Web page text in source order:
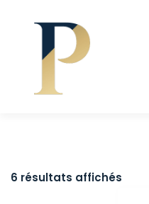
6 résultats affichés